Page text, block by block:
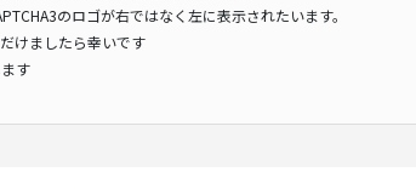
のロゴが右ではなく左に表示されたいます。
けましたら幸いです
す